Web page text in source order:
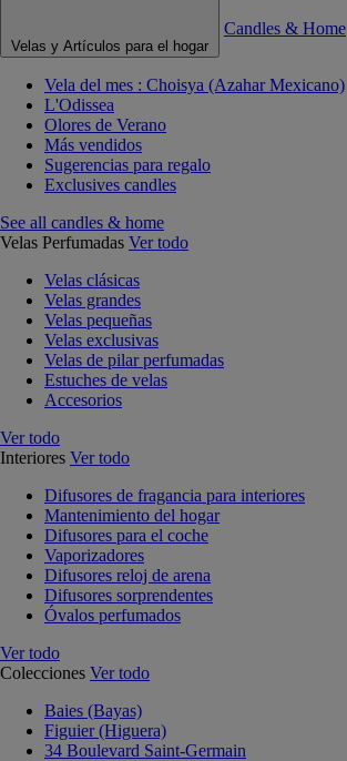
Velas y Artículos para el hogar
Candles & Home
Vela del mes : Choisya (Azahar Mexicano)
L'Odissea
Olores de Verano
Más vendidos
Sugerencias para regalo
Exclusives candles
See all candles & home
Velas Perfumadas Ver todo
Velas clásicas
Velas grandes
Velas pequeñas
Velas exclusivas
Velas de pilar perfumadas
Estuches de velas
Accesorios
Ver todo
Interiores Ver todo
Difusores de fragancia para interiores
Mantenimiento del hogar
Difusores para el coche
Vaporizadores
Difusores reloj de arena
Difusores sorprendentes
Óvalos perfumados
Ver todo
Colecciones Ver todo
Baies (Bayas)
Figuier (Higuera)
34 Boulevard Saint-Germain